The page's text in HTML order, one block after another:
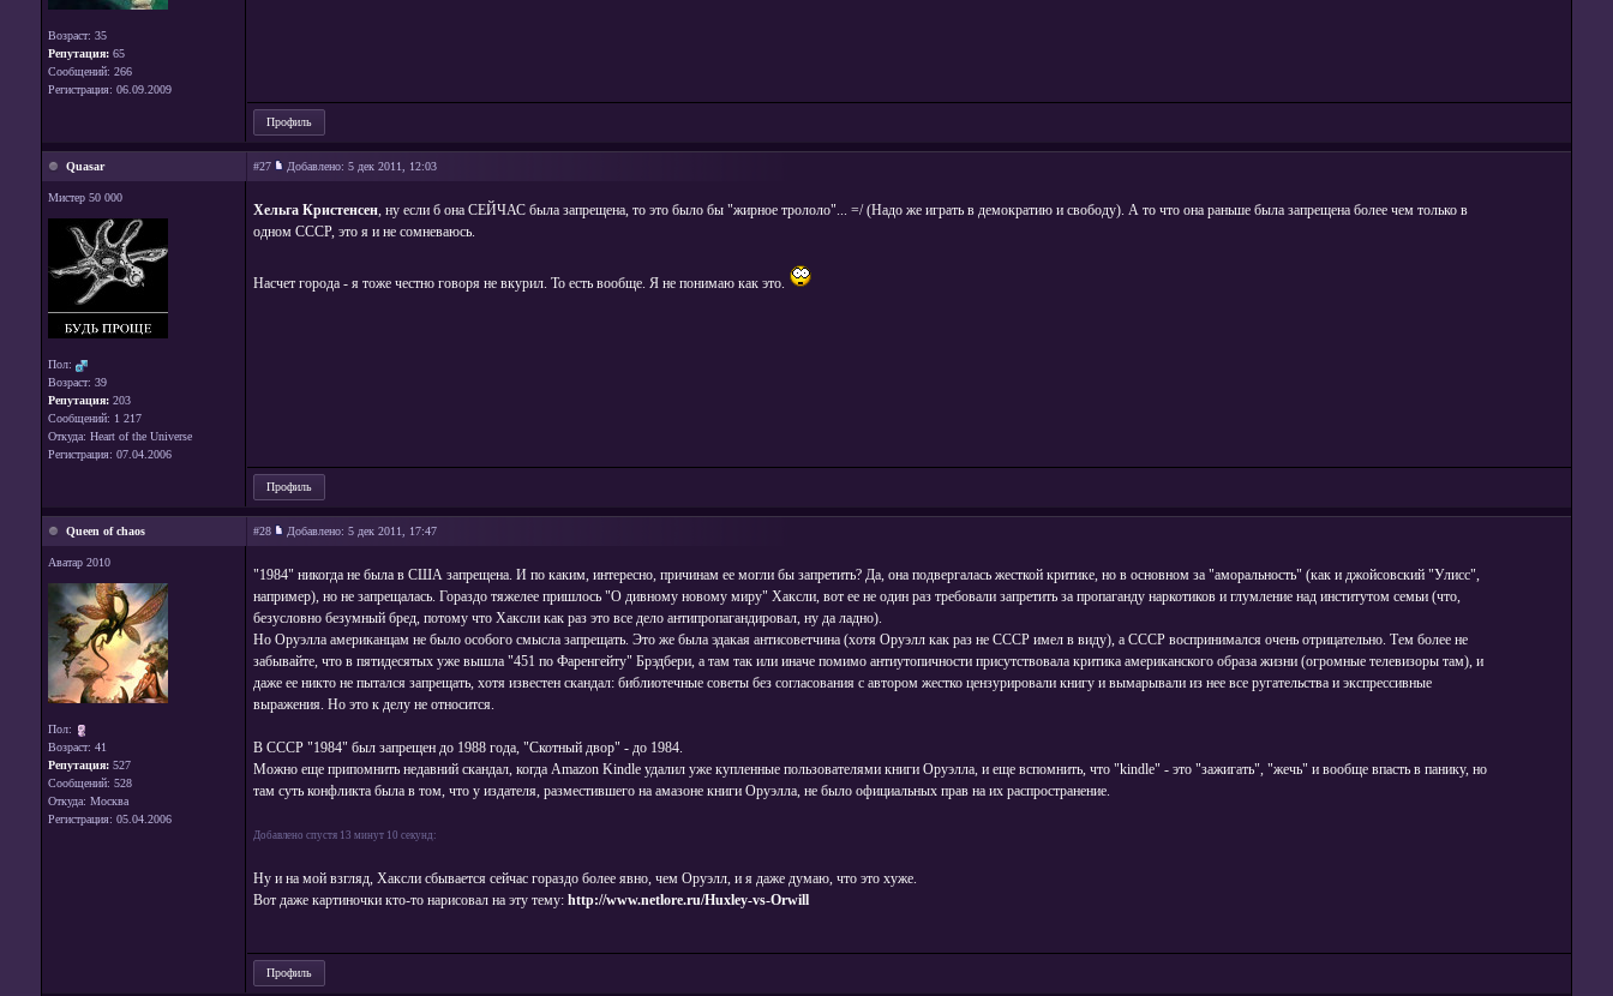
Возраст: 35
Репутация: 65
Сообщений: 266
Регистрация: 06.09.2009
Профиль
Quasar
Мистер 50 000
Пол:
Возраст: 39
Репутация: 203
Сообщений: 1 217
Откуда: Heart of the Universe
Регистрация: 07.04.2006
#27 Добавлено: 5 дек 2011, 12:03
Хельга Кристенсен, ну если б она СЕЙЧАС была запрещена, то это было бы "жирное трололо"... =/ (Надо же играть в демократию и свободу). А то что она раньше была запрещена более чем только в
одном СССР, это я и не сомневаюсь.
Насчет города - я тоже честно говоря не вкурил. То есть вообще. Я не понимаю как это.
Профиль
Queen of chaos
Аватар 2010
Пол:
Возраст: 41
Репутация: 527
Сообщений: 528
Откуда: Москва
Регистрация: 05.04.2006
#28 Добавлено: 5 дек 2011, 17:47
"1984" никогда не была в США запрещена. И по каким, интересно, причинам ее могли бы запретить? Да, она подвергалась жесткой критике, но в основном за "аморальность" (как и джойсовский "Улисс",
например), но не запрещалась. Гораздо тяжелее пришлось "О дивному новому миру" Хаксли, вот ее не один раз требовали запретить за пропаганду наркотиков и глумление над институтом семьи (что,
безусловно безумный бред, потому что Хаксли как раз это все дело антипропагандировал, ну да ладно).
Но Оруэлла американцам не было особого смысла запрещать. Это же была эдакая антисоветчина (хотя Оруэлл как раз не СССР имел в виду), а СССР воспринимался очень отрицательно. Тем более не
забывайте, что в пятидесятых уже вышла "451 по Фаренгейту" Брэдбери, а там так или иначе помимо антиутопичности присутствовала критика американского образа жизни (огромные телевизоры там), и
даже ее никто не пытался запрещать, хотя известен скандал: библиотечные советы без согласования с автором жестко цензурировали книгу и вымарывали из нее все ругательства и экспрессивные
выражения. Но это к делу не относится.
В СССР "1984" был запрещен до 1988 года, "Скотный двор" - до 1984.
Можно еще припомнить недавний скандал, когда Amazon Kindle удалил уже купленные пользователями книги Оруэлла, и еще вспомнить, что "kindle" - это "зажигать", "жечь" и вообще впасть в панику, но
там суть конфликта была в том, что у издателя, разместившего на амазоне книги Оруэлла, не было официальных прав на их распространение.
Добавлено спустя 13 минут 10 секунд:
Ну и на мой взгляд, Хаксли сбывается сейчас гораздо более явно, чем Оруэлл, и я даже думаю, что это хуже.
Вот даже картиночки кто-то нарисовал на эту тему: http://www.netlore.ru/Huxley-vs-Orwill
Профиль